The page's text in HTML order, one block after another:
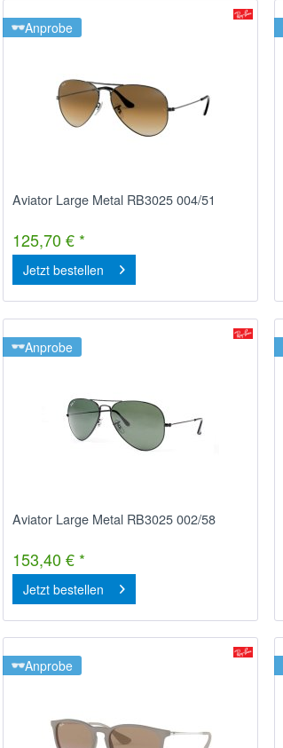
Anprobe
Aviator Large Metal RB3025 004/51
125,70 € *
Jetzt bestellen
Anprobe
Aviator Large Metal RB3025 002/58
153,40 € *
Jetzt bestellen
Anprobe